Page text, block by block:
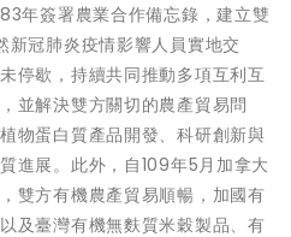
年簽署農業合作備忘錄，建立雙
冠肺炎疫情影響人員實地交
停歇，持續共同推動多項互利互
並解決雙方關切的農產貿易問
物蛋白質產品開發、科研創新與
進展。此外，自109年5月加拿大
雙方有機農產貿易順暢，加國有
及臺灣有機無麩質米穀製品、有